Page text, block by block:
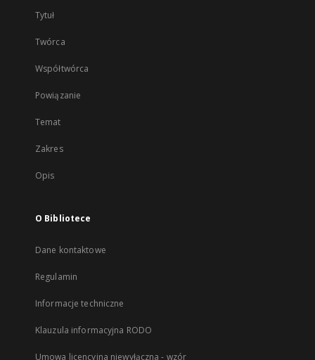
Tytuł
Twórca
Współtwórca
Powiązanie
Temat
Zakres
Opis
O Bibliotece
Dane kontaktowe
Regulamin
Informacje techniczne
Klauzula informacyjna RODO
Umowa licencyjna niewyłączna - wzór